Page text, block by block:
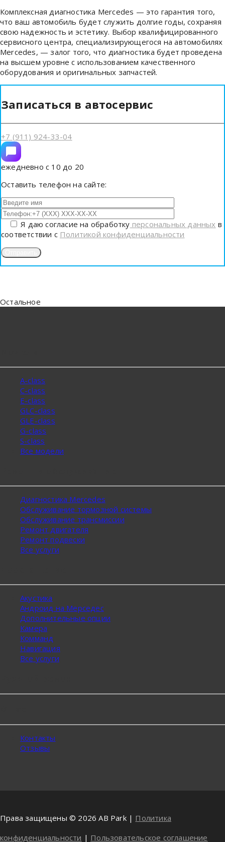
Комплексная диагностика Mercedes — это гарантия того,
что ваш автомобиль будет служить долгие годы, сохраняя
свою надежность и эстетику. Выбор квалифицированного
сервисного центра, специализирующегося на автомобилях
Mercedes, — залог того, что диагностика будет проведена
на высшем уровне с использованием качественного
оборудования и оригинальных запчастей.
Записаться в автосервис
+7 (911) 924-33-04
ежедневно с 10 до 20
Оставить телефон на сайте:
Я даю согласие на обработку персональных данных в
соответствии с Политикой конфиденциальности
Остальное
A-class
C-class
E-class
GLC-class
GLE-class
G-class
S-class
Все модели
Диагностика Mercedes
Обслуживание тормозной системы
Обслуживание трансмиссии
Ремонт двигателя
Ремонт подвески
Все услуги
Акустика
Андроид на Мерседес
Дополнительные опции
Камера
Комманд
Навигация
Все услуги
Контакты
Отзывы
Права защищены © 2026 AB Park | Политика
конфиденциальности | Пользовательское соглашение